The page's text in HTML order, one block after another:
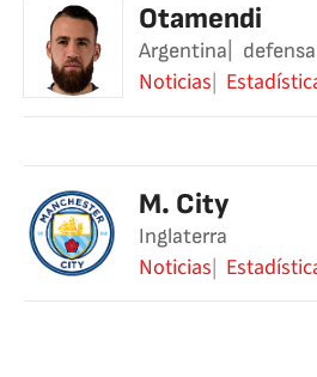
Otamendi
Argentina defensa
Noticias
M. City
Inglaterra
Noticias